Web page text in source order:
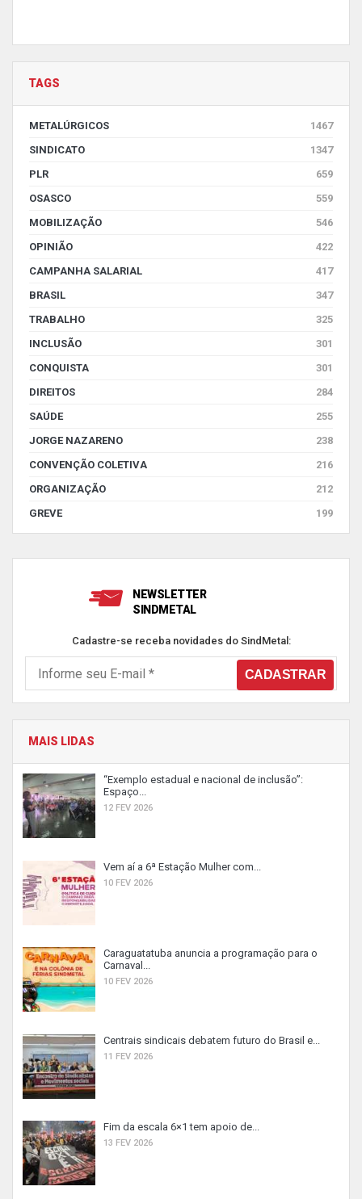
TAGS
METALÚRGICOS
1467
SINDICATO
1347
PLR
659
OSASCO
559
MOBILIZAÇÃO
546
OPINIÃO
422
CAMPANHA SALARIAL
417
BRASIL
347
TRABALHO
325
INCLUSÃO
301
CONQUISTA
301
DIREITOS
284
SAÚDE
255
JORGE NAZARENO
238
CONVENÇÃO COLETIVA
216
ORGANIZAÇÃO
212
GREVE
199
NEWSLETTER
SINDMETAL
Cadastre-se receba novidades do SindMetal:
MAIS LIDAS
“Exemplo estadual e nacional de inclusão”:
Espaço...
12 FEV 2026
Vem aí a 6ª Estação Mulher com...
10 FEV 2026
Caraguatatuba anuncia a programação para o
Carnaval...
10 FEV 2026
Centrais sindicais debatem futuro do Brasil e...
11 FEV 2026
Fim da escala 6×1 tem apoio de...
13 FEV 2026